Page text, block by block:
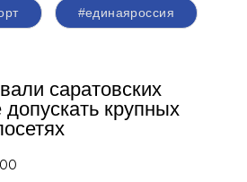
#единаяроссия
саратовских
допускать крупных